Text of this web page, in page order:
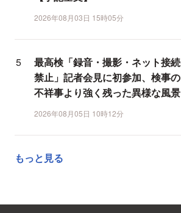
2026年08月03日 15時05分
最高検「録音・撮影・ネット接続
禁止」記者会見に初参加、検事の
不祥事より強く残った異様な風景
2026年08月05日 10時12分
もっと見る